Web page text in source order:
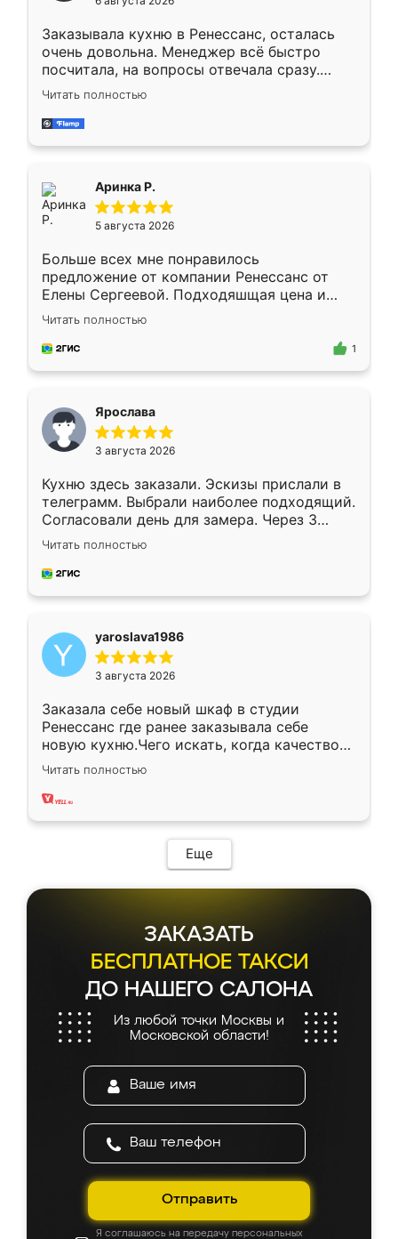
мебели буду заказывать только здесь.
Заказывала кухню в Ренессанс, осталась
очень довольна. Менеджер всё быстро
посчитала, на вопросы отвечала сразу.
Замерщик приехал в субботу, подошёл к
делу со всей ответственностью. Собрали
за день, ребята работали аккуратно, даже
Читать полностью
Аринка Р.
5 августа 2026
Больше всех мне понравилось
предложение от компании Ренессанс от
Елены Сергеевой. Подходяшщая цена и
короткие сроки изготовления. Приехавший
для замера сотрудник Владислав
предложил по моему эскизу самый
Читать полностью
1
Ярослава
3 августа 2026
Кухню здесь заказали. Эскизы прислали в
телеграмм. Выбрали наиболее подходящий.
Согласовали день для замера. Через 3
недели кухня была уже готова. Остались
довольны работой. Спасибо Ренессанс
мебель за качественную работу!
Читать полностью
yaroslava1986
3 августа 2026
Заказала себе новый шкаф в студии
Ренессанс где ранее заказывала себе
новую кухню.Чего искать, когда качеством
вполне довольна. Служит кухня уже почти
два года, нареканий нет.
Читать полностью
Еще
ЗАКАЗАТЬ
БЕСПЛАТНОЕ ТАКСИ
ДО НАШЕГО САЛОНА
Из любой точки Москвы и
Московской области!
Отправить
Я соглашаюсь на передачу персональных